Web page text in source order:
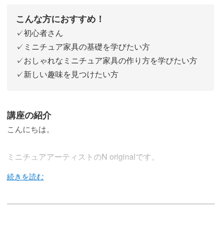
こんな方におすすめ！
✓初心者さん
✓ミニチュア家具の基礎を学びたい方
✓おしゃれなミニチュア家具の作り方を学びたい方
✓新しい趣味を見つけたい方
講座の紹介
こんにちは。
ミニチュアアーティストのN originalです。